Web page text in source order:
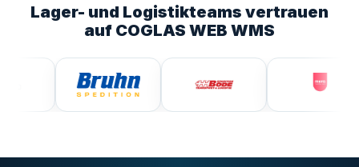
Lager- und Logistikteams vertrauen
auf COGLAS WEB WMS